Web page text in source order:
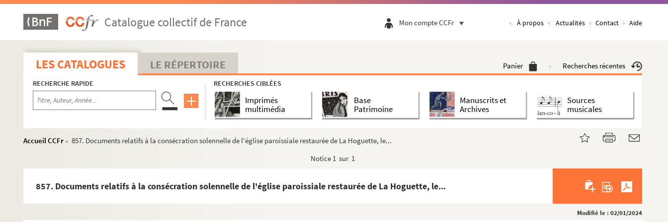
Catalogue collectif de France Mon compte CCFr À propos Actualités Contact Aide
LES CATALOGUES LE RÉPERTOIRE Panier Recherches récentes
RECHERCHE RAPIDE RECHERCHES CIBLÉES
Imprimés
multimédia
Base
Patrimoine
Manuscrits et
Archives
Sources
musicales
Accueil CCFr > 857. Documents relatifs à la consécration solennelle de l'église paroissiale restaurée de La Hoguette, le...
Notice 1 sur 1
857. Documents relatifs à la consécration solennelle de l'église paroissiale restaurée de La Hoguette, le...
Modifié le : 02/01/2024
829. Albert Glatigny. Lettre autographe à Auguste Lacaussade, directeur de
830. Loterie Nationale pour la Basse-Normandie
831. Jules Barbey d'Aurevilly. Lettre autographe à Arnold Mortier. A St-Sauveur-le-Vicomte, septembre 186...
832. « Généralité de Caen. Capitation en 4 s [ols] pour livre. Etat au vrai des recette et dépense... » p...
833. Rémy de Gourmont. 11 lettres autographes à Francis Jammes
834. Dom Charles-Antoine Blanchard, O.S.B. « Abrégé chronologique de l'histoire de l'abbaye de Saint-Etie...
835. Napoléon 1er. Lettre au général Clarke, duc de Feltre. De Cherbourg, le 28 mai 1811
836. Jules Barbey d'Aurevilly. Lettre autographe à Jules Levallois, critique, pour lui demander de passer...
840. F. Bérat. « Ma Normandie »